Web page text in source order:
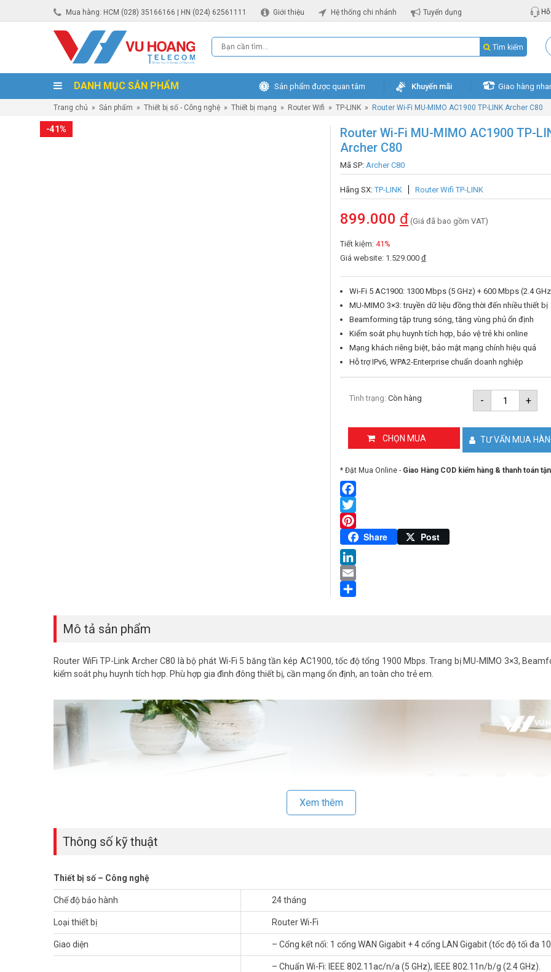
Mua hàng: HCM (028) 35166166 | HN (024) 62561111 Giới thiệu Hệ thống chi nhánh Tuyển dụng Hỗ
Tìm kiếm
DANH MỤC SẢN PHẨM Sản phẩm được quan tâm Khuyến mãi Giao hàng
Trang chủ » Sản phẩm » Thiết bị số - Công nghệ » Thiết bị mạng » Router Wifi » TP-LINK » Router Wi-Fi MU-MIMO AC1900 TP-LINK Archer C80
-41%
Router Wi-Fi MU-MIMO AC1900 TP-
Archer C80
Mã SP: Archer C80
Hãng SX:TP-LINK Router Wifi TP-LINK
899.000 đ (Giá đã bao gồm VAT)
Tiết kiệm: 41%
Giá website: 1.529.000 đ
Wi-Fi 5 AC1900: 1300 Mbps (5 GHz) + 600 Mbps (2.4
MU-MIMO 3×3: truyền dữ liệu đồng thời đến nhiều thiết bị
Beamforming tập trung sóng, tăng vùng phủ ổn định
Kiểm soát phụ huynh tích hợp, bảo vệ trẻ khi online
Mạng khách riêng biệt, bảo mật mạng chính hiệu quả
Hỗ trợ IPv6, WPA2-Enterprise chuẩn doanh nghiệp
-
Router
Wi-
Fi
MIMO
AC1900
TP-
Archer
+
Tình trạng: Còn hàng
CHỌN MUA TƯ VẤN MUA
* Đặt Mua Online - Giao Hàng COD kiểm hàng & thanh toán
Facebook
Twitter
Pinterest
Share Post
LinkedIn
Email
Mô tả sản phẩm
Router WiFi TP-Link Archer C80 là bộ phát Wi-Fi 5 băng tần kép AC1900, tốc độ tổng 1900 Mbps. Trang bị MU-MIMO 3×3,
kiểm soát phụ huynh tích hợp. Phù hợp gia đình đông thiết bị, cần mạng ổn định, an toàn cho trẻ em.
Xem thêm
Thông số kỹ thuật
Thiết bị số – Công nghệ
Chế độ bảo hành 24 tháng
Loại thiết bị Router Wi-Fi
Giao diện – Cổng kết nối: 1 cổng WAN Gigabit + 4 cổng LAN Gigabit (tốc độ tối đa
– Chuẩn Wi-Fi: IEEE 802.11ac/n/a (5 GHz), IEEE 802.11n/b/g (2.4 GHz).